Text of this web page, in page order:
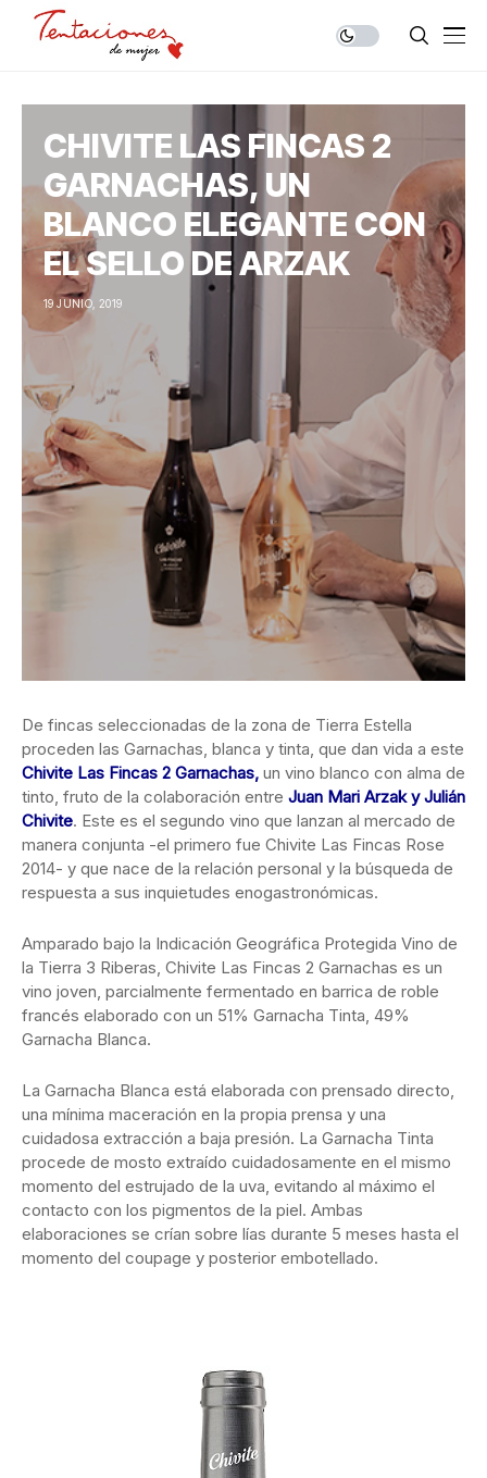
CHIVITE LAS FINCAS 2
GARNACHAS, UN
BLANCO ELEGANTE CON
EL SELLO DE ARZAK
19 JUNIO, 2019
De fincas seleccionadas de la zona de Tierra Estella
proceden las Garnachas, blanca y tinta, que dan vida a este
Chivite Las Fincas 2 Garnachas, un vino blanco con alma de
tinto, fruto de la colaboración entre Juan Mari Arzak y Julián
Chivite. Este es el segundo vino que lanzan al mercado de
manera conjunta -el primero fue Chivite Las Fincas Rose
2014- y que nace de la relación personal y la búsqueda de
respuesta a sus inquietudes enogastronómicas.
Amparado bajo la Indicación Geográfica Protegida Vino de
la Tierra 3 Riberas, Chivite Las Fincas 2 Garnachas es un
vino joven, parcialmente fermentado en barrica de roble
francés elaborado con un 51% Garnacha Tinta, 49%
Garnacha Blanca.
La Garnacha Blanca está elaborada con prensado directo,
una mínima maceración en la propia prensa y una
cuidadosa extracción a baja presión. La Garnacha Tinta
procede de mosto extraído cuidadosamente en el mismo
momento del estrujado de la uva, evitando al máximo el
contacto con los pigmentos de la piel. Ambas
elaboraciones se crían sobre lías durante 5 meses hasta el
momento del coupage y posterior embotellado.